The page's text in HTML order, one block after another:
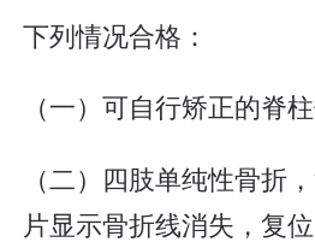
下列情况合格：
（一）可自行矫正的脊
（二）四肢单纯性骨折
片显示骨折线消失，复